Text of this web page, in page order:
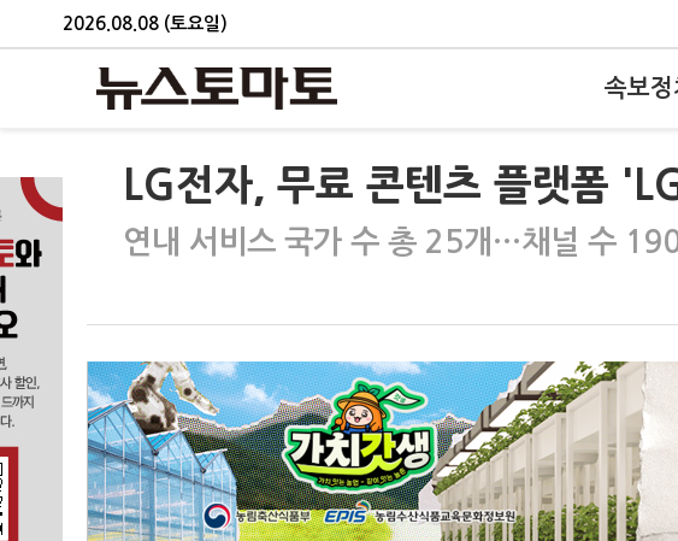
2026.08.08 (토요일)
속보정
LG전자, 무료 콘텐츠 플랫폼
연내 서비스 국가 수 총 25개…채널 수